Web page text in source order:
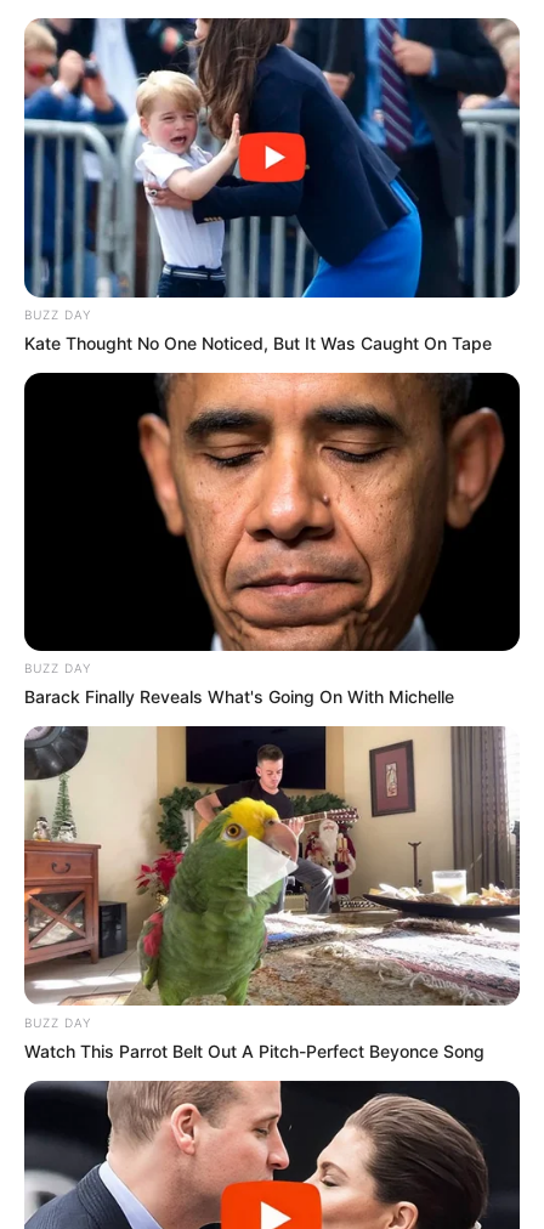
Перейти
вмісту
Groza-news.info
Громада Закарпаття
ПОДІЇ
Ужгородські волонтери передали
128-й Закарпатській бригаді пікап
BUZZ DAY
Kate Thought No One Noticed, But It Was Caught On Tape
BUZZ DAY
Barack Finally Reveals What's Going On With Michelle
BUZZ DAY
Watch This Parrot Belt Out A Pitch-Perfect Beyonce Song